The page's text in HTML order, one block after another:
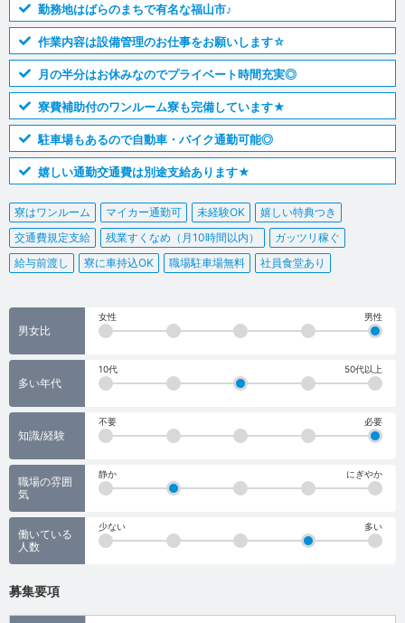
勤務地はばらのまちで有名な福山市♪
作業内容は設備管理のお仕事をお願いします☆
月の半分はお休みなのでプライベート時間充実◎
寮費補助付のワンルーム寮も完備しています★
駐車場もあるので自動車・バイク通勤可能◎
嬉しい通勤交通費は別途支給あります★
寮はワンルーム マイカー通勤可 未経験OK
嬉しい特典つき
交通費規定支給
残業すくなめ（月10時間以内）
ガッツリ稼ぐ
給与前渡し
寮に車持込OK 職場駐車場無料 社員食堂あり
男女比
女性 男性
多い年代
10代 50代以上
知識/経験
不要 必要
職場の雰囲
気
静か にぎやか
働いている
人数
少ない 多い
募集要項